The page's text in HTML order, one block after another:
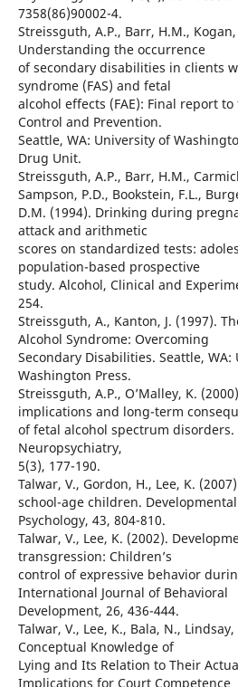
7358(86)90002-4.
Streissguth, A.P., Barr, H.M., Kogan,
Understanding the occurrence
of secondary disabilities in clients
syndrome (FAS) and fetal
alcohol effects (FAE): Final report
Control and Prevention.
Seattle, WA: University of
Drug Unit.
Streissguth, A.P., Barr, H.M.,
Sampson, P.D., Bookstein, F.L.,
D.M. (1994). Drinking during
attack and arithmetic
scores on standardized tests:
population-based prospective
study. Alcohol, Clinical and
254.
Streissguth, A., Kanton, J. (1997).
Alcohol Syndrome: Overcoming
Secondary Disabilities. Seattle, WA:
Washington Press.
Streissguth, A.P., O’Malley, K.
implications and long-term
of fetal alcohol spectrum disorders.
Neuropsychiatry,
5(3), 177-190.
Talwar, V., Gordon, H., Lee, K.
school-age children. Developmental
Psychology, 43, 804-810.
Talwar, V., Lee, K. (2002).
transgression: Children’s
control of expressive behavior
International Journal of Behavioral
Development, 26, 436-444.
Talwar, V., Lee, K., Bala, N.,
Conceptual Knowledge of
Lying and Its Relation to Their
Implications for Court Competence